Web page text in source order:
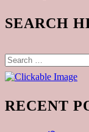
SEARCH
Search
for:
RECENT